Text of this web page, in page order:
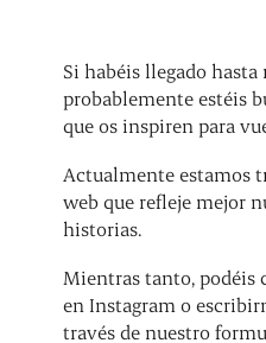
Si habéis llegado hasta
probablemente estéis
que os inspiren para
Actualmente estamos
web que refleje mejor
historias.
Mientras tanto, podéis
en Instagram o
través de nuestro